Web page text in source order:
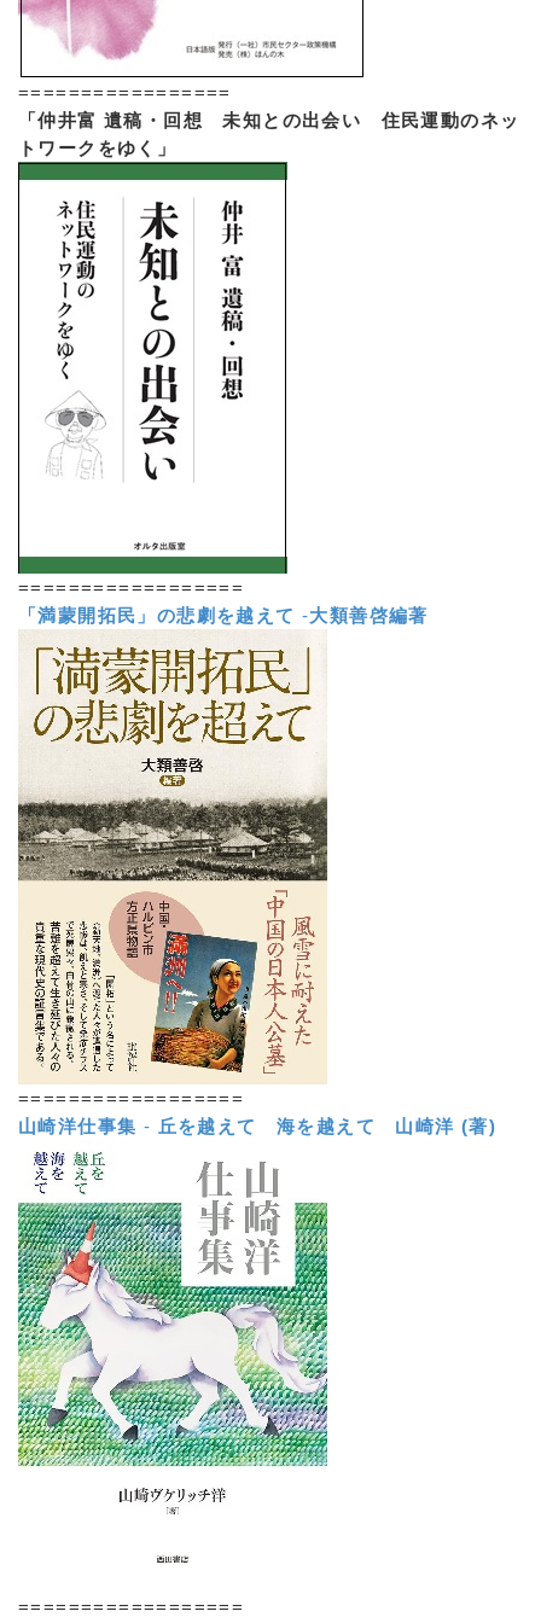
=================
「仲井富 遺稿・回想 未知との出会い 住民運動のネッ
トワークをゆく」
==================
「満蒙開拓民」の悲劇を越えて -大類善啓編著
==================
山崎洋仕事集 - 丘を越えて 海を越えて 山崎洋 (著)
==================